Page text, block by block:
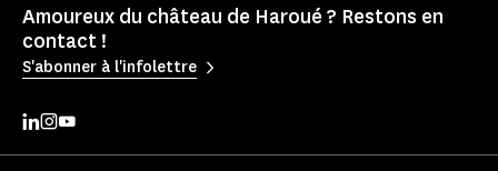
Amoureux du château de Haroué ? Restons en
contact !
S'abonner à l'infolettre